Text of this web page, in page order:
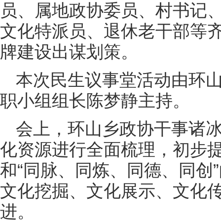
员、属地政协委员、村书记
文化特派员、退休老干部等
牌建设出谋划策。
本次民生议事堂活动由环
职小组组长陈梦静主持。
会上，环山乡政协干事诸
化资源进行全面梳理，初步
和“同脉、同炼、同德、同创
文化挖掘、文化展示、文化
进。